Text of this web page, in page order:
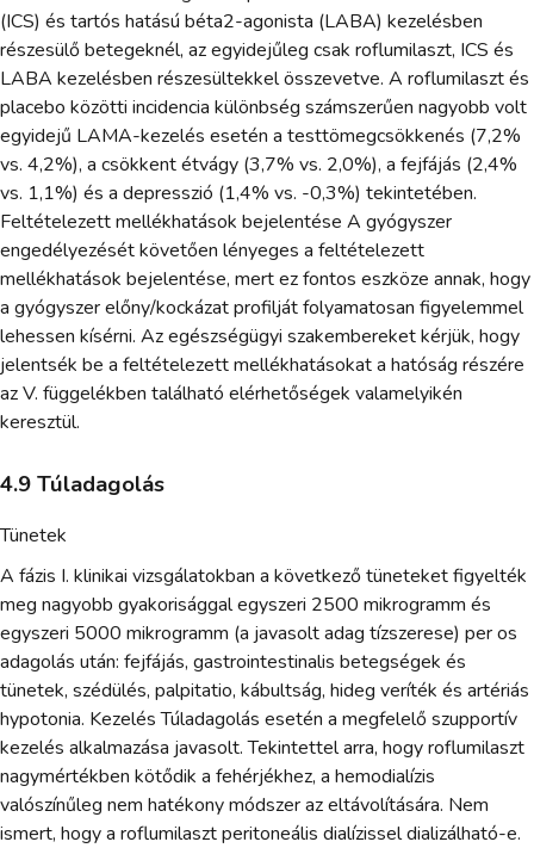
(ICS) és tartós hatású béta2-agonista (LABA) kezelésben
részesülő betegeknél, az egyidejűleg csak roflumilaszt, ICS és
LABA kezelésben részesültekkel összevetve. A roflumilaszt és
placebo közötti incidencia különbség számszerűen nagyobb volt
egyidejű LAMA-kezelés esetén a testtömegcsökkenés (7,2%
vs. 4,2%), a csökkent étvágy (3,7% vs. 2,0%), a fejfájás (2,4%
vs. 1,1%) és a depresszió (1,4% vs. -0,3%) tekintetében.
Feltételezett mellékhatások bejelentése A gyógyszer
engedélyezését követően lényeges a feltételezett
mellékhatások bejelentése, mert ez fontos eszköze annak, hogy
a gyógyszer előny/kockázat profilját folyamatosan figyelemmel
lehessen kísérni. Az egészségügyi szakembereket kérjük, hogy
jelentsék be a feltételezett mellékhatásokat a hatóság részére
az V. függelékben található elérhetőségek valamelyikén
keresztül.
4.9 Túladagolás
Tünetek
A fázis I. klinikai vizsgálatokban a következő tüneteket figyelték
meg nagyobb gyakorisággal egyszeri 2500 mikrogramm és
egyszeri 5000 mikrogramm (a javasolt adag tízszerese) per os
adagolás után: fejfájás, gastrointestinalis betegségek és
tünetek, szédülés, palpitatio, kábultság, hideg veríték és artériás
hypotonia. Kezelés Túladagolás esetén a megfelelő szupportív
kezelés alkalmazása javasolt. Tekintettel arra, hogy roflumilaszt
nagymértékben kötődik a fehérjékhez, a hemodialízis
valószínűleg nem hatékony módszer az eltávolítására. Nem
ismert, hogy a roflumilaszt peritoneális dialízissel dializálható-e.